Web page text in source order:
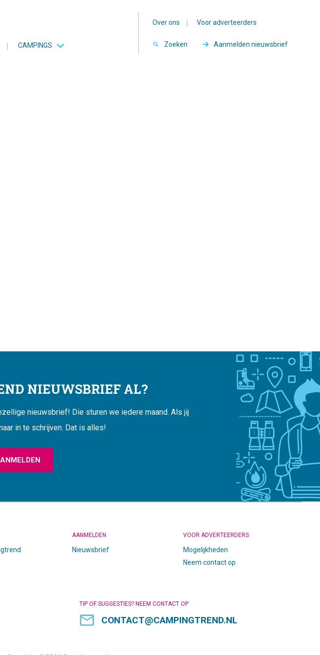
| CAMPINGS
Over ons | Voor adverteerders
Zoeken Aanmelden nieuwsbrief
NIEUWSBRIEF AL?
nieuwsbrief! Die sturen we iedere maand. Als jij
in te schrijven. Dat is alles!
AANMELDEN
Nieuwsbrief
VOOR ADVERTEERDERS
Mogelijkheden
Neem contact op
TIP OF SUGGESTIES? NEEM CONTACT OP
CONTACT@CAMPINGTREND.NL